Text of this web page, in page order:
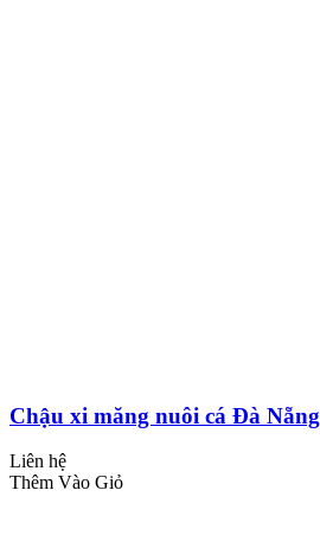
Chậu xi măng nuôi cá Đà Nẵng
Liên hệ
Thêm Vào Giỏ